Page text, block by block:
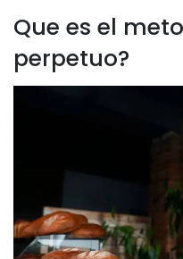
Que es el
perpetuo?